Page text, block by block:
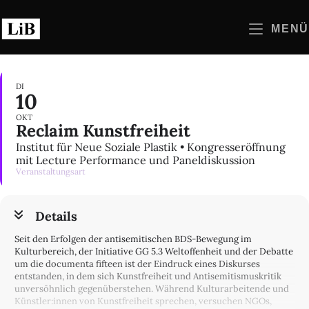
Inhalt
springen
MENÜ
DI
10
OKT
Reclaim Kunstfreiheit
Institut für Neue Soziale Plastik • Kongresseröffnung
mit Lecture Performance und Paneldiskussion
Veranstaltungsart
Details
Seit den Erfolgen der antisemitischen BDS-Bewegung im
Kulturbereich, der Initiative GG 5.3 Weltoffenheit und der Debatte
um die documenta fifteen ist der Eindruck eines Diskurses
entstanden, in dem sich Kunstfreiheit und Antisemitismuskritik
unversöhnlich gegenüberstehen. Während Kulturarbeitende und
Künstler:innen von Kunstfreiheit sprechen, versuchen NGOs,